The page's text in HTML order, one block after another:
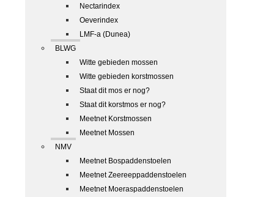
Nectarindex
Oeverindex
LMF-a (Dunea)
BLWG
Witte gebieden mossen
Witte gebieden korstmossen
Staat dit mos er nog?
Staat dit korstmos er nog?
Meetnet Korstmossen
Meetnet Mossen
NMV
Meetnet Bospaddenstoelen
Meetnet Zeereeppaddenstoelen
Meetnet Moeraspaddenstoelen